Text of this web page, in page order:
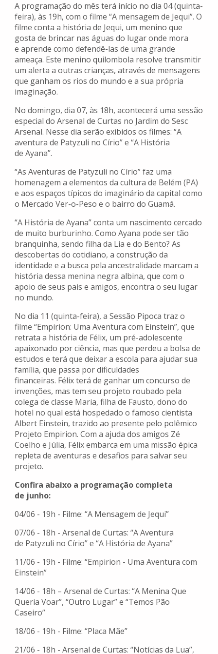
A programação do mês terá início no dia 04 (quinta-
feira), às 19h, com o filme “A mensagem de Jequi”. O
filme conta a história de Jequi, um menino que
gosta de brincar nas águas do lugar onde mora
e aprende como defendê-las de uma grande
ameaça. Este menino quilombola resolve transmitir
um alerta a outras crianças, através de mensagens
que ganham os rios do mundo e a sua própria
imaginação.
No domingo, dia 07, às 18h, acontecerá uma sessão
especial do Arsenal de Curtas no Jardim do Sesc
Arsenal. Nesse dia serão exibidos os filmes: “A
aventura de Patyzuli no Círio” e “A História
de Ayana”.
“As Aventuras de Patyzuli no Círio” faz uma
homenagem a elementos da cultura de Belém (PA)
e aos espaços típicos do imaginário da capital como
o Mercado Ver-o-Peso e o bairro do Guamá.
“A História de Ayana” conta um nascimento cercado
de muito burburinho. Como Ayana pode ser tão
branquinha, sendo filha da Lia e do Bento? As
descobertas do cotidiano, a construção da
identidade e a busca pela ancestralidade marcam a
história dessa menina negra albina, que com o
apoio de seus pais e amigos, encontra o seu lugar
no mundo.
No dia 11 (quinta-feira), a Sessão Pipoca traz o
filme “Empirion: Uma Aventura com Einstein”, que
retrata a história de Félix, um pré-adolescente
apaixonado por ciência, mas que perdeu a bolsa de
estudos e terá que deixar a escola para ajudar sua
família, que passa por dificuldades
financeiras. Félix terá de ganhar um concurso de
invenções, mas tem seu projeto roubado pela
colega de classe Maria, filha de Fausto, dono do
hotel no qual está hospedado o famoso cientista
Albert Einstein, trazido ao presente pelo polêmico
Projeto Empirion. Com a ajuda dos amigos Zé
Coelho e Júlia, Félix embarca em uma missão épica
repleta de aventuras e desafios para salvar seu
projeto.
Confira abaixo a programação completa
de junho:
04/06 - 19h - Filme: “A Mensagem de Jequi”
07/06 - 18h - Arsenal de Curtas: “A Aventura
de Patyzuli no Círio” e “A História de Ayana”
11/06 - 19h - Filme: “Empirion - Uma Aventura com
Einstein”
14/06 - 18h – Arsenal de Curtas: “A Menina Que
Queria Voar”, “Outro Lugar” e “Temos Pão
Caseiro”
18/06 - 19h - Filme: “Placa Mãe”
21/06 - 18h - Arsenal de Curtas: “Notícias da Lua”,